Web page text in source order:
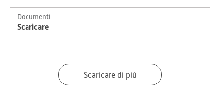
Documenti
Scaricare
Scaricare di più